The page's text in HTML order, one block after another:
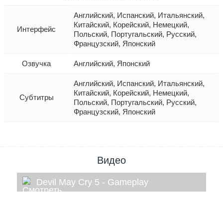
Интерфейс
Английский, Испанский, Итальянский,
Китайский, Корейский, Немецкий,
Польский, Португальский, Русский,
Французский, Японский
Озвучка Английский, Японский
Субтитры
Английский, Испанский, Итальянский,
Китайский, Корейский, Немецкий,
Польский, Португальский, Русский,
Французский, Японский
Видео
Devil May Cry 5 - Gameplay